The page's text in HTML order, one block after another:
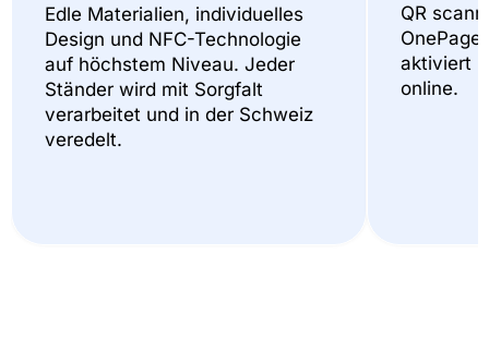
Edle Materialien, individuelles
Design und NFC-Technologie
auf höchstem Niveau. Jeder
Ständer wird mit Sorgfalt
verarbeitet und in der Schweiz
veredelt.
QR
aktiviert
online.